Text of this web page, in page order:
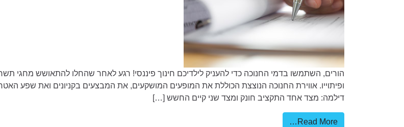
הורים, השתמשו בדמי החנוכה כדי להעניק לילדיכם חינוך פיננסי! רגע לאחר שהחלו להתאושש מחגי
ופיתוייו. אווירת החנוכה הנוצצת הכוללת את המופעים המושקעים, את המבצעים בקניונים ואת שפע
דילמה: מצד אחד התקציב חונק ומצד שני קיים החשש […]
Read More…